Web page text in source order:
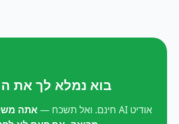
בוא נמלא לך את
אודיט AI חינם. ואל תשכח —
אתה